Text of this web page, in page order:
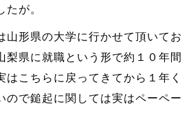
たが。
山形県の大学に行かせて頂いてお
梨県に就職という形で約１０年間
はこちらに戻ってきてから１年く
ので鎚起に関しては実はペーペー